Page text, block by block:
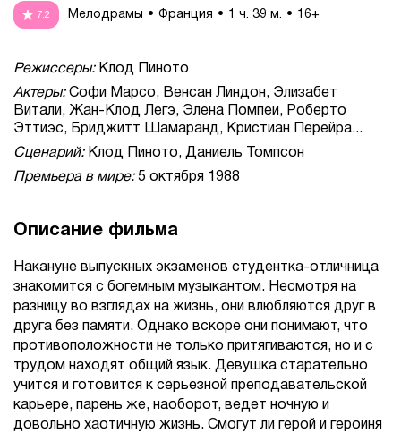
7.2 Мелодрамы Франция 1 ч. 39 м. 16+
Режиссеры:Клод Пиното
Актеры:Софи Марсо, Венсан Линдон, Элизабет
Витали, Жан-Клод Легэ, Элена Помпеи, Роберто
Эттиэс, Бриджитт Шамаранд, Кристиан Перейра...
Сценарий:Клод Пиното, Даниель Томпсон
Премьера в мире:5 октября 1988
Описание фильма
Накануне выпускных экзаменов студентка-отличница
знакомится с богемным музыкантом. Несмотря на
разницу во взглядах на жизнь, они влюбляются друг в
друга без памяти. Однако вскоре они понимают, что
противоположности не только притягиваются, но и с
трудом находят общий язык. Девушка старательно
учится и готовится к серьезной преподавательской
карьере, парень же, наоборот, ведет ночную и
довольно хаотичную жизнь. Смогут ли герой и героиня